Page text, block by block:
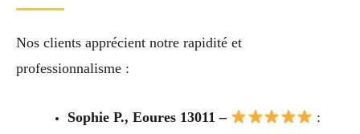
Nos clients apprécient notre rapidité et
professionnalisme :
Sophie P., Eoures 13011 –
: